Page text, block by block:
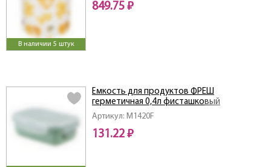
В наличии 5 штук
849.75 ₽
Артикул: M1420F
Ёмкость для продуктов ФРЕШ
герметичная 0,4л фисташковый
131.22 ₽